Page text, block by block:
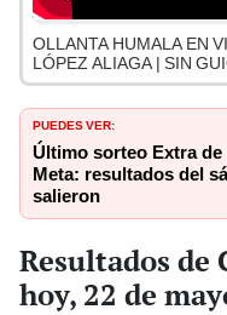
OLLANTA HUMALA EN
LÓPEZ ALIAGA | SIN
PUEDES VER:
Último sorteo Extra
Meta: resultados del
salieron
Resultados de
hoy, 22 de